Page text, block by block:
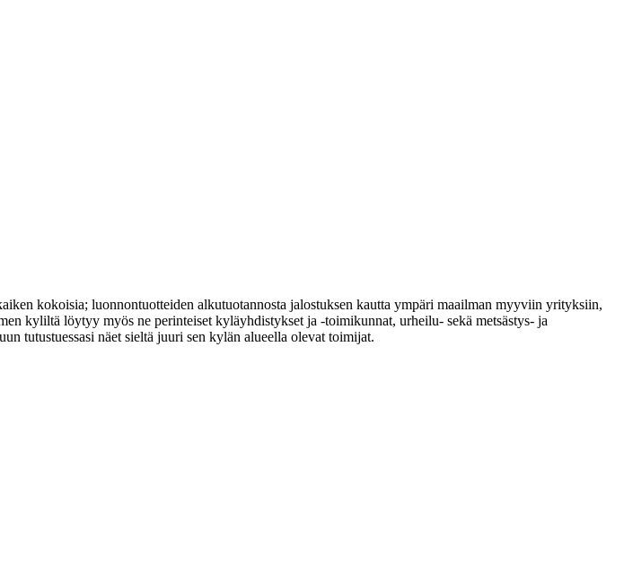
kokoisia; luonnontuotteiden alkutuotannosta jalostuksen kautta ympäri maailman myyviin yrityksiin,
kyliltä löytyy myös ne perinteiset kyläyhdistykset ja -toimikunnat, urheilu- sekä metsästys- ja
tutustuessasi näet sieltä juuri sen kylän alueella olevat toimijat.